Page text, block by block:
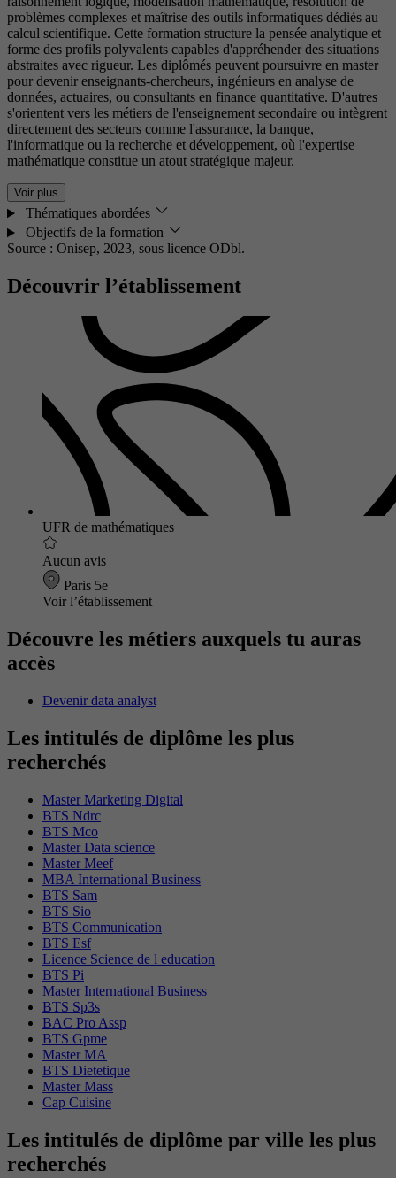
problèmes complexes et maîtrise des outils informatiques dédiés au
calcul scientifique. Cette formation structure la pensée analytique et
forme des profils polyvalents capables d'appréhender des situations
abstraites avec rigueur. Les diplômés peuvent poursuivre en master
pour devenir enseignants-chercheurs, ingénieurs en analyse de
données, actuaires, ou consultants en finance quantitative. D'autres
s'orientent vers les métiers de l'enseignement secondaire ou intègrent
directement des secteurs comme l'assurance, la banque,
l'informatique ou la recherche et développement, où l'expertise
mathématique constitue un atout stratégique majeur.
Voir plus
Thématiques abordées
Objectifs de la formation
Source : Onisep, 2023, sous licence ODbl.
Découvrir l’établissement
UFR de mathématiques
Aucun avis
Paris 5e
Voir l’établissement
Découvre les métiers auxquels tu auras
accès
Devenir data analyst
Les intitulés de diplôme les plus
recherchés
Master Marketing Digital
BTS Ndrc
BTS Mco
Master Data science
Master Meef
MBA International Business
BTS Sam
BTS Sio
BTS Communication
BTS Esf
Licence Science de l education
BTS Pi
Master International Business
BTS Sp3s
BAC Pro Assp
BTS Gpme
Master MA
BTS Dietetique
Master Mass
Cap Cuisine
Les intitulés de diplôme par ville les plus
recherchés